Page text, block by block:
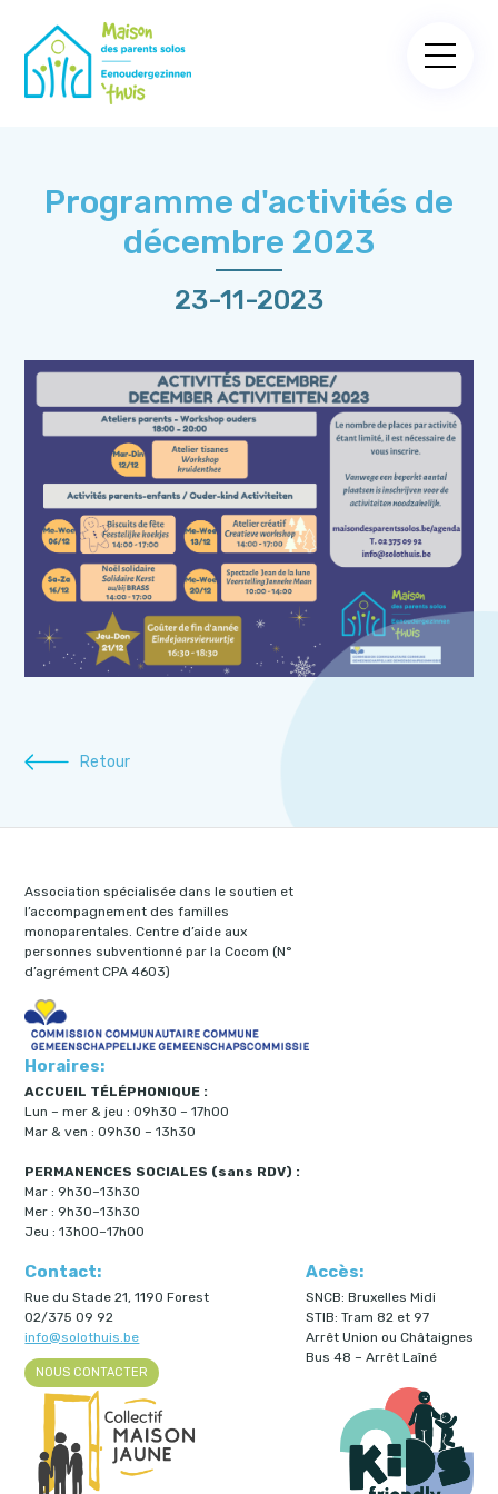
Programme d'activités de
décembre 2023
23-11-2023
Retour
Association spécialisée dans le soutien et
l’accompagnement des familles
monoparentales. Centre d’aide aux
personnes subventionné par la Cocom (N°
d’agrément CPA 4603)
Horaires:
ACCUEIL TÉLÉPHONIQUE :
Lun – mer & jeu : 09h30 – 17h00
Mar & ven : 09h30 – 13h30
PERMANENCES SOCIALES (sans RDV) :
Mar : 9h30–13h30
Mer : 9h30–13h30
Jeu : 13h00–17h00
Contact:
Rue du Stade 21, 1190 Forest
02/375 09 92
info@solothuis.be
NOUS CONTACTER
Accès:
SNCB: Bruxelles Midi
STIB: Tram 82 et 97
Arrêt Union ou Châtaignes
Bus 48 – Arrêt Laîné